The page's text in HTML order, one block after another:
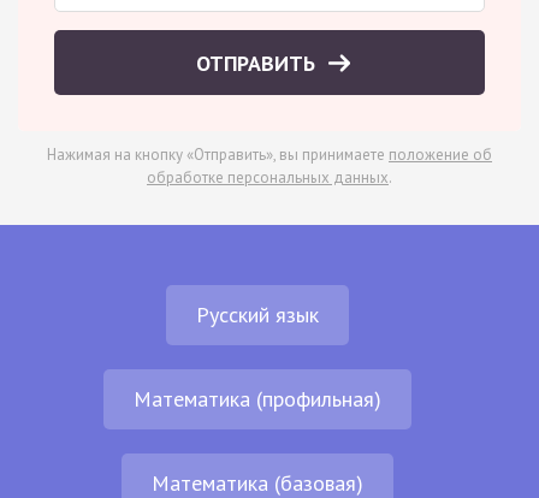
ОТПРАВИТЬ
Нажимая на кнопку «Отправить», вы принимаете положение об
обработке персональных данных.
Русский язык
Математика (профильная)
Математика (базовая)